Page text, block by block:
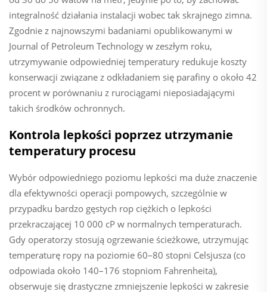
integralność działania instalacji wobec tak skrajnego zimna.
Zgodnie z najnowszymi badaniami opublikowanymi w
Journal of Petroleum Technology w zeszłym roku,
utrzymywanie odpowiedniej temperatury redukuje koszty
konserwacji związane z odkładaniem się parafiny o około 42
procent w porównaniu z rurociągami nieposiadającymi
takich środków ochronnych.
Kontrola lepkości poprzez utrzymanie
temperatury procesu
Wybór odpowiedniego poziomu lepkości ma duże znaczenie
dla efektywności operacji pompowych, szczególnie w
przypadku bardzo gęstych rop ciężkich o lepkości
przekraczającej 10 000 cP w normalnych temperaturach.
Gdy operatorzy stosują ogrzewanie ścieżkowe, utrzymując
temperaturę ropy na poziomie 60–80 stopni Celsjusza (co
odpowiada około 140–176 stopniom Fahrenheita),
obserwuje się drastyczne zmniejszenie lepkości w zakresie